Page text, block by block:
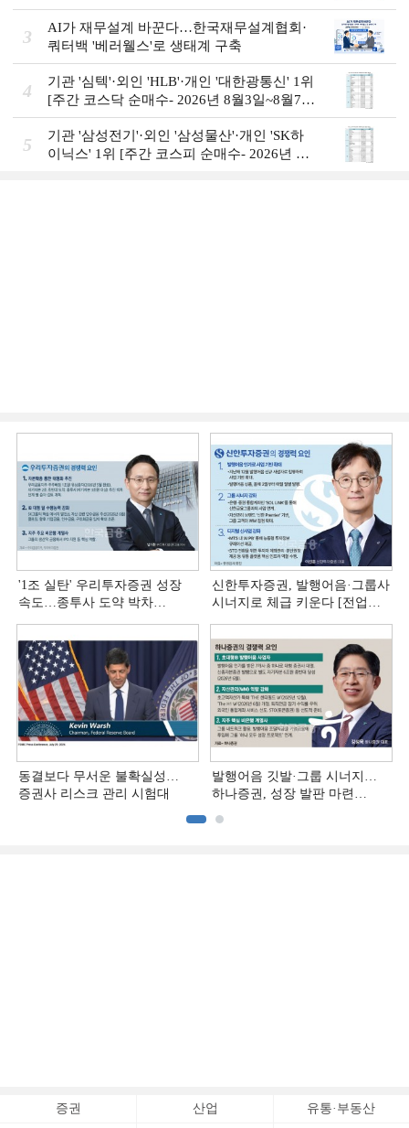
3
AI가 재무설계 바꾼다…한국재무설계협회·
쿼터백 '베러웰스'로 생태계 구축
4
기관 '심텍'·외인 'HLB'·개인 '대한광통신' 1위
[주간 코스닥 순매수- 2026년 8월3일~8월7
일]
5
기관 '삼성전기'·외인 '삼성물산'·개인 'SK하
이닉스' 1위 [주간 코스피 순매수- 2026년 8
'1조 실탄' 우리투자증권 성장
속도…종투사 도약 박차
증권사 (5)]
신한투자증권, 발행어음·그룹사
시너지로 체급 키운다 [전업계
동결보다 무서운 불확실성…
증권사 리스크 관리 시험대
발행어음 깃발·그룹 시너지…
하나증권, 성장 발판 마련
증권 산업 유통·부동산